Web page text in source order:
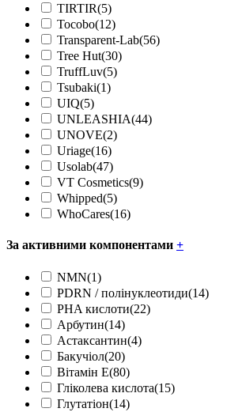
TIRTIR(5)
Tocobo(12)
Transparent-Lab(56)
Tree Hut(30)
TruffLuv(5)
Tsubaki(1)
UIQ(5)
UNLEASHIA(44)
UNOVE(2)
Uriage(16)
Usolab(47)
VT Cosmetics(9)
Whipped(5)
WhoCares(16)
За активними компонентами +
NMN(1)
PDRN / полінуклеотиди(14)
PHA кислоти(22)
Арбутин(14)
Астаксантин(4)
Бакучіол(20)
Вітамін Е(80)
Гліколева кислота(15)
Глутатіон(14)